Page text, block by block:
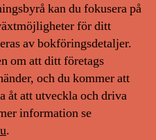
kan du fokusera på
för ditt
av bokföringsdetaljer.
om att ditt företags
och du kommer att
åt att utveckla och driva
information se
.